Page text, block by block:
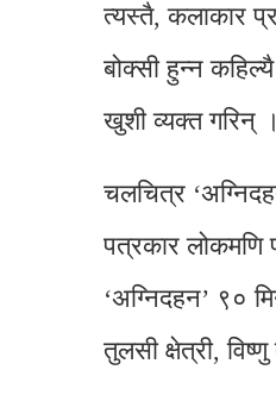
त्यस्तै, कलाकार
बोक्सी हुन्न
खुशी व्यक्त गरिन्
चलचित्र
पत्रकार लोकमणि
‘अग्निदहन’ ९०
तुलसी क्षेत्री,